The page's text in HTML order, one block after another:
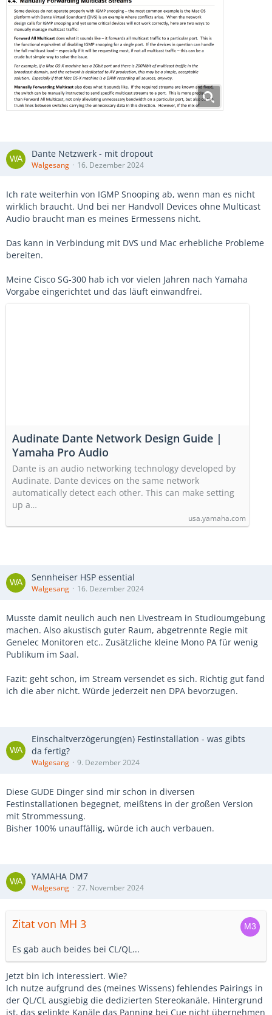
Dante Netzwerk - mit dropout
Walgesang 16. Dezember 2024
Ich rate weiterhin von IGMP Snooping ab, wenn man es nicht
wirklich braucht. Und bei ner Handvoll Devices ohne Multicast
Audio braucht man es meines Ermessens nicht.
Das kann in Verbindung mit DVS und Mac erhebliche Probleme
bereiten.
Meine Cisco SG-300 hab ich vor vielen Jahren nach Yamaha
Vorgabe eingerichtet und das läuft einwandfrei.
Audinate Dante Network Design Guide |
Yamaha Pro Audio
Dante is an audio networking technology developed by
Audinate. Dante devices on the same network
automatically detect each other. This can make setting
up a…
usa.yamaha.com
Sennheiser HSP essential
Walgesang 16. Dezember 2024
Musste damit neulich auch nen Livestream in Studioumgebung
machen. Also akustisch guter Raum, abgetrennte Regie mit
Genelec Monitoren etc.. Zusätzliche kleine Mono PA für wenig
Publikum im Saal.
Fazit: geht schon, im Stream versendet es sich. Richtig gut fand
ich die aber nicht. Würde jederzeit nen DPA bevorzugen.
Einschaltverzögerung(en) Festinstallation - was gibts
da fertig?
Walgesang 9. Dezember 2024
Diese GUDE Dinger sind mir schon in diversen
Festinstallationen begegnet, meißtens in der großen Version
mit Strommessung.
Bisher 100% unauffällig, würde ich auch verbauen.
YAMAHA DM7
Walgesang 27. November 2024
Zitat von MH 3
Es gab auch beides bei CL/QL...
Jetzt bin ich interessiert. Wie?
Ich nutze aufgrund des (meines Wissens) fehlendes Pairings in
der QL/CL ausgiebig die dedizierten Stereokanäle. Hintergrund
ist, das gelinkte Kanäle das Panning bei Cue nicht übernehmen